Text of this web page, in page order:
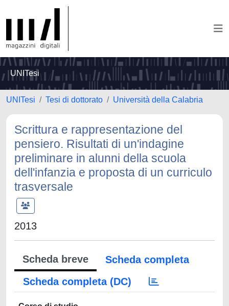
UNITesi
UNITesi Tesi di dottorato Università della Calabria
Scrittura e rappresentazione del
pensiero. Risultati di un'indagine
preliminare in alunni della scuola
dell'infanzia e proposta di un curriculo
trasversale
2013
Scheda breve
Scheda completa
Scheda completa (DC)